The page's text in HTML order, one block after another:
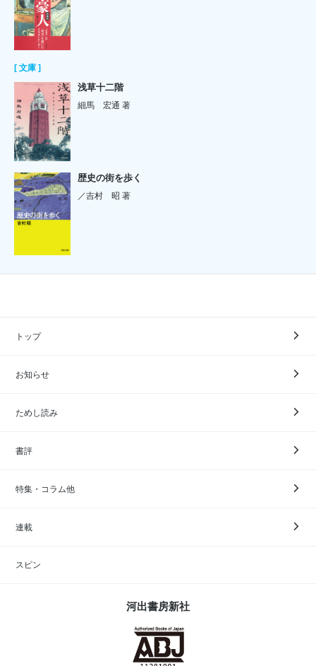
[ 文庫 ]
浅草十二階
細馬 宏通 著
歴史の街を歩く
／吉村 昭 著
トップ
お知らせ
ためし読み
書評
特集・コラム他
連載
スピン
河出書房新社